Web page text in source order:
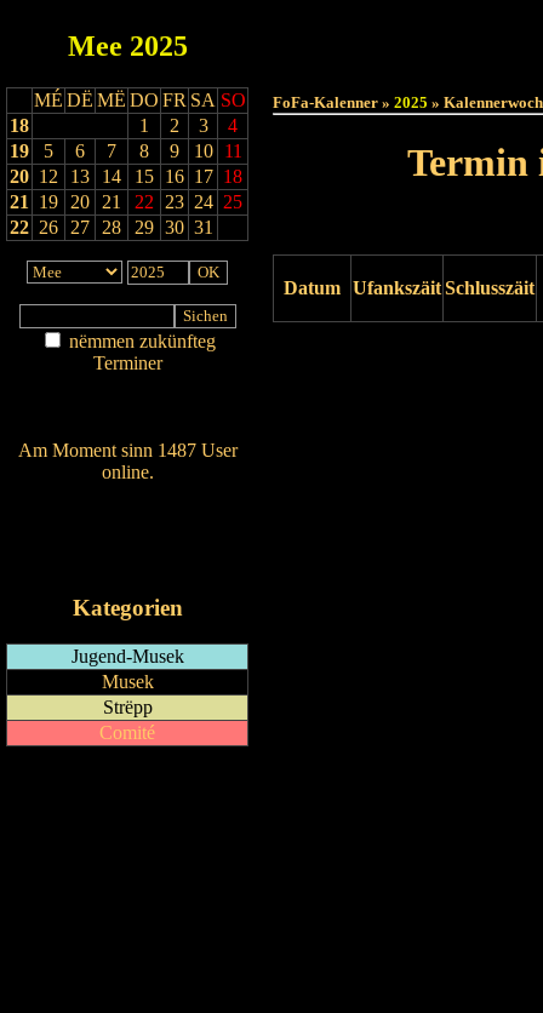
Mee 2025
MÉ DË MË DO FR SA SO
18
1 2 3
4
19
5 6 7 8 9 10
11
20 12 13 14 15 16 17 18
21
19 20 21 22 23 24 25
22 26 27 28 29 30 31
nëmmen zukünfteg
Terminer
Am Moment sinn 1487 User
online.
Kategorien
Jugend-Musek
Musek
Strëpp
Comité
FoFa-Kalenner » 2025 »
Termin
Datum UfankszäitSchlusszäit